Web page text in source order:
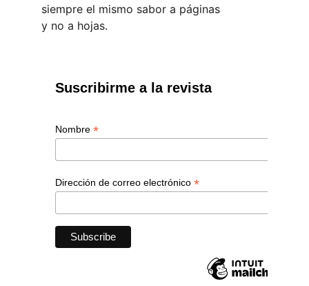
siempre el mismo sabor a páginas
y no a hojas.